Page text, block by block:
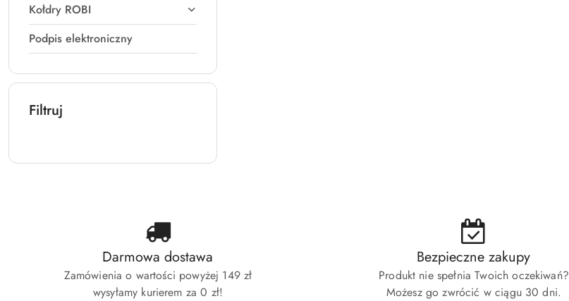
Kołdry ROBI
Podpis elektroniczny
Filtruj
Darmowa dostawa
Zamówienia o wartości powyżej 149 zł
wysyłamy kurierem za 0 zł!
Bezpieczne zakupy
Produkt nie spełnia Twoich oczekiwań?
Możesz go zwrócić w ciągu 30 dni.